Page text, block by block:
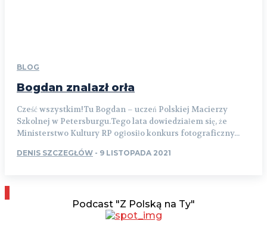
BLOG
Bogdan znalazł orła
Cześć wszystkim!Tu Bogdan – uczeń Polskiej Macierzy
Szkolnej w Petersburgu.Tego lata dowiedziałem się, że
Ministerstwo Kultury RP ogłosiło konkurs fotograficzny...
DENIS SZCZEGŁÓW - 9 LISTOPADA 2021
Podcast "Z Polską na Ty"